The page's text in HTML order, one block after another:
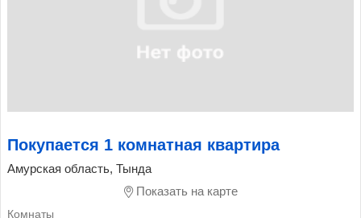
Покупается 1 комнатная квартира
Амурская область, Тында
Показать на карте